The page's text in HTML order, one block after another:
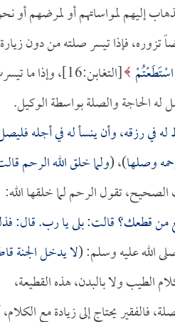
إليهم لمواساتهم أو لمرضهم أو
تزوره، فإذا تيسر صلته من دون
اسْتَطَعْتُمْ
[التغابن:16]، وإذا ما
له الحاجة والصلة بواسطة الوكيل.
في رزقه، وأن ينسأ له في أجله
وصلها)، (ولما خلق الله الرحم
تقول الرحم لما خلقها الله:
من قطعك؟ قالت: بلى يا رب. قال:
الله عليه وسلم: (لا يدخل الجنة
الطيب ولا بالبدن، هذه القطيعة،
فالفقير يحتاج إلى زيادة مع